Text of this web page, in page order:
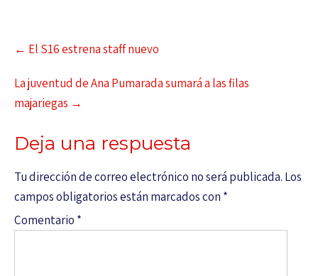
← El S16 estrena staff nuevo
La juventud de Ana Pumarada sumará a las filas
majariegas →
Deja una respuesta
Tu dirección de correo electrónico no será publicada. Los
campos obligatorios están marcados con *
Comentario *